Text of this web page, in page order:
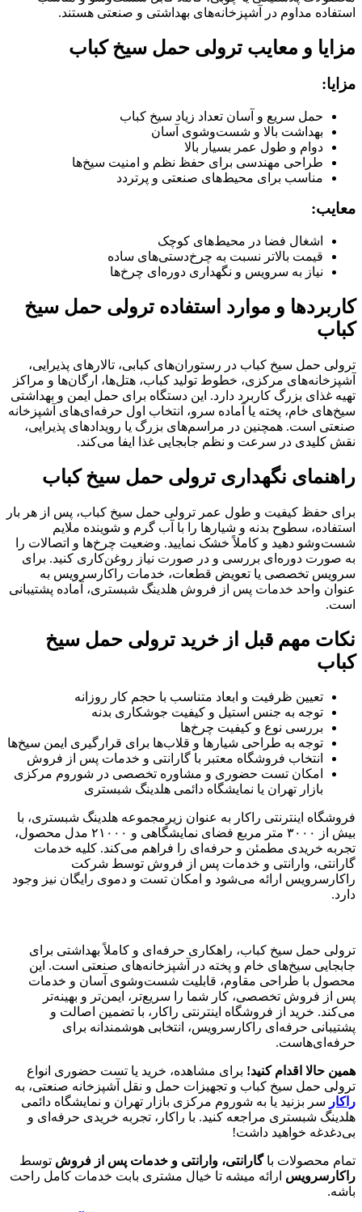
استفاده مداوم در آشپزخانه‌های بهداشتی و صنعتی هستند.
مزایا و معایب ترولی حمل سیخ کباب
مزایا:
حمل سریع و آسان تعداد زیاد سیخ کباب
بهداشت بالا و شست‌وشوی آسان
دوام و طول عمر بسیار بالا
طراحی مهندسی برای حفظ نظم و امنیت سیخ‌ها
مناسب برای محیط‌های صنعتی و پرتردد
معایب:
اشغال فضا در محیط‌های کوچک
قیمت بالاتر نسبت به چرخ‌دستی‌های ساده
نیاز به سرویس و نگهداری دوره‌ای چرخ‌ها
کاربردها و موارد استفاده ترولی حمل سیخ
کباب
ترولی حمل سیخ کباب در رستوران‌های کبابی، تالارهای پذیرایی،
آشپزخانه‌های مرکزی، خطوط تولید کباب، هتل‌ها، ارگان‌ها و مراکز
تهیه غذای بزرگ کاربرد دارد. این دستگاه برای حمل ایمن و بهداشتی
سیخ‌های خام، پخته یا آماده سرو، انتخاب اول حرفه‌ای‌های آشپزخانه
صنعتی است. همچنین در مراسم‌های بزرگ یا رویدادهای پذیرایی،
نقش کلیدی در سرعت و نظم جابجایی غذا ایفا می‌کند.
راهنمای نگهداری ترولی حمل سیخ کباب
برای حفظ کیفیت و طول عمر ترولی حمل سیخ کباب، پس از هر بار
استفاده، سطوح بدنه و شیارها را با آب گرم و شوینده ملایم
شست‌وشو دهید و کاملاً خشک نمایید. وضعیت چرخ‌ها و اتصالات را
به صورت دوره‌ای بررسی و در صورت نیاز روغن‌کاری کنید. برای
سرویس تخصصی یا تعویض قطعات، خدمات راکارسرویس به
عنوان واحد خدمات پس از فروش هلدینگ شبستری، آماده پشتیبانی
است.
نکات مهم قبل از خرید ترولی حمل سیخ
کباب
تعیین ظرفیت و ابعاد متناسب با حجم کار روزانه
توجه به جنس استیل و کیفیت جوشکاری بدنه
بررسی نوع و کیفیت چرخ‌ها
توجه به طراحی شیارها و قلاب‌ها برای قرارگیری ایمن سیخ‌ها
انتخاب فروشگاه معتبر با گارانتی و خدمات پس از فروش
امکان تست حضوری و مشاوره تخصصی در شوروم مرکزی
بازار تهران یا نمایشگاه دائمی هلدینگ شبستری
فروشگاه اینترنتی راکار به عنوان زیرمجموعه هلدینگ شبستری، با
بیش از ۳۰۰۰ متر مربع فضای نمایشگاهی و ۲۱۰۰۰ مدل محصول،
تجربه خریدی مطمئن و حرفه‌ای را فراهم می‌کند. کلیه خدمات
گارانتی، وارانتی و خدمات پس از فروش توسط شرکت
راکارسرویس ارائه می‌شود و امکان تست و دموی رایگان نیز وجود
دارد.
ترولی حمل سیخ کباب، راهکاری حرفه‌ای و کاملاً بهداشتی برای
جابجایی سیخ‌های خام و پخته در آشپزخانه‌های صنعتی است. این
محصول با طراحی مقاوم، قابلیت شست‌وشوی آسان و خدمات
پس از فروش تخصصی، کار شما را سریع‌تر، ایمن‌تر و بهینه‌تر
می‌کند. خرید از فروشگاه اینترنتی راکار، با تضمین اصالت و
پشتیبانی حرفه‌ای راکارسرویس، انتخابی هوشمندانه برای
حرفه‌ای‌هاست.
همین حالا اقدام کنید! برای مشاهده، خرید یا تست حضوری انواع
ترولی حمل سیخ کباب و تجهیزات حمل و نقل آشپزخانه صنعتی، به
راکار سر بزنید یا به شوروم مرکزی بازار تهران و نمایشگاه دائمی
هلدینگ شبستری مراجعه کنید. با راکار، تجربه خریدی حرفه‌ای و
بی‌دغدغه خواهید داشت!
تمام محصولات باگارانتی، وارانتی و خدمات پس از فروش توسط
راکارسرویس ارائه میشه تا خیال مشتری بابت خدمات کامل راحت
باشه.